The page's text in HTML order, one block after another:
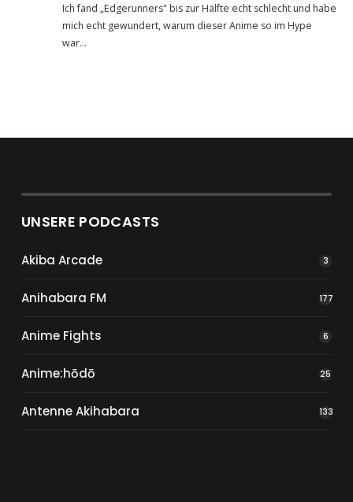
Ich fand „Edgerunners" bis zur Hälfte echt schlecht und habe
mich echt gewundert, warum dieser Anime so im Hype
war…
UNSERE PODCASTS
Akiba Arcade 3
Anihabara FM 177
Anime Fights 6
Anime:hōdō 25
Antenne Akihabara 133